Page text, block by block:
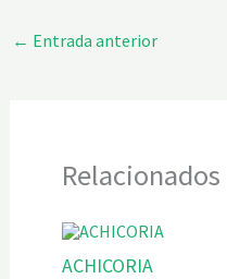
← Entrada anterior
Relacionados
ACHICORIA